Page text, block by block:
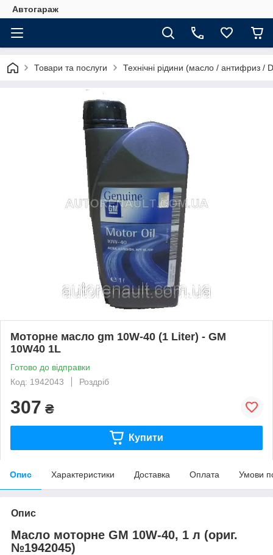
Автогараж
Товари та послуги Технічні рідини (масло / антифриз /
Моторне масло gm 10W-40 (1 Liter) - GM
10W40 1L
Готово до відправки
Код: 1942043
Роздріб
307 ₴
Купити
Опис Характеристики Доставка Оплата Умови
Опис
Масло моторне GM 10W-40, 1 л (ориг.
№1942045)